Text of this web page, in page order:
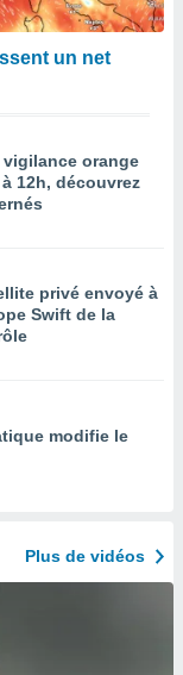
un net
orange
12h, découvrez
privé envoyé à
Swift de la
modifie le
Plus de vidéos